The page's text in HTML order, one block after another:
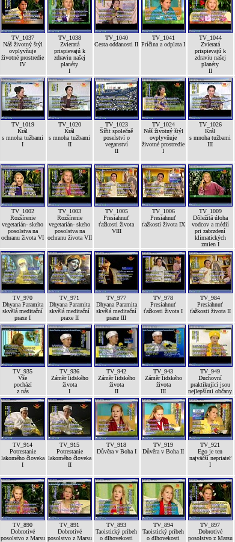
TV_1037
Náš životný štýl
ovplyvňuje
životné prostredie
IV
TV_1038
Zvieratá
prispievajú k
zdraviu našej
planéty
I
TV_1040
Cesta oddanosti II
TV_1041
Príčina a odplata I
TV_1044
Zvieratá
prispievajú k
zdraviu našej
planéty
II
TV_1019
Král
s mnoha tužbami
I
TV_1020
Král
s mnoha tužbami
II
TV_1023
Šířit společně
poselství o
veganství
II
TV_1024
Náš životný štýl
ovplyvňuje
životné prostredie
I
TV_1026
Král
s mnoha tužbami
III
TV_1002
Rozšírenie
vegetarián- skeho
posolstva na
ochranu života VI
TV_1003
Rozšírenie
vegetarián- skeho
posolstva na
ochranu života VII
TV_1005
Presiahnuť
ťažkosti života
VIII
TV_1006
Presiahnuť
ťažkosti života IX
TV_1009
Dôležitá úloha
vodcov a médií
pri zabrzdení
klimatických
zmien I
TV_970
Dhyana Paramita
skvělá meditační
praxe I
TV_971
Dhyana Paramita
skvělá meditační
praxe II
TV_977
Dhyana Paramita
skvělá meditační
praxe III
TV_978
Presiahnuť
ťažkosti života I
TV_984
Presiahnuť
ťažkosti života II
TV_935
Vše
pochází
z nás
TV_936
Záměr lidského
života
I
TV_942
Záměr lidského
života
II
TV_943
Záměr lidského
života
III
TV_949
Duchovní
praktikující jsou
nejlepšími občany
TV_914
Potrestanie
lakomého človeka
I
TV_915
Potrestanie
lakomého človeka
II
TV_918
Důvěra v Boha I
TV_919
Důvěra v Boha II
TV_921
Ego je ten
najväčší nepriateľ
I
TV_890
Dobrotivé
posolstvo z Marsu
TV_891
Dobrotivé
posolstvo z Marsu
TV_893
Taoistický príbeh
o dlhovekosti
TV_894
Taoistický príbeh
o dlhovekosti
TV_897
Dobrotivé
posolstvo z Marsu